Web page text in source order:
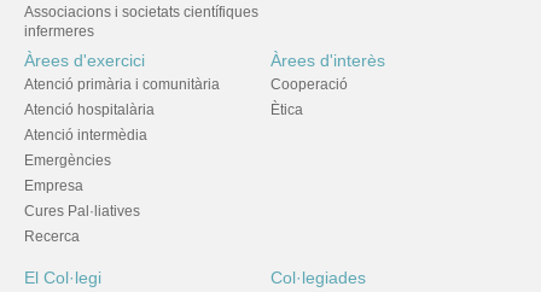
Associacions i societats científiques
infermeres
Àrees d'exercici
Atenció primària i comunitària
Atenció hospitalària
Atenció intermèdia
Emergències
Empresa
Cures Pal·liatives
Recerca
Àrees d'interès
Cooperació
Ètica
El Col·legi Col·legiades